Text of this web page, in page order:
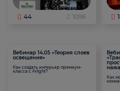
44 1098
Вебинар 14.05 «Теория слоев
освещения»
Как создать интерьер премиум-
класса с Arlight?
Как